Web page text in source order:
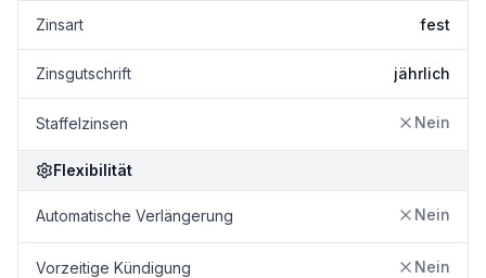
Zinsart fest
Zinsgutschrift jährlich
Staffelzinsen Nein
Flexibilität
Automatische Verlängerung Nein
Vorzeitige Kündigung Nein